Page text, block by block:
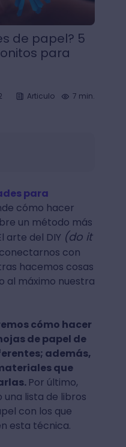
de papel? 5
para
Articulo 7 min.
para
cómo hacer
un método más
arte del DIY (do it
con
hacemos cosas
al máximo nuestra
cómo hacer
de papel de
además,
que
Por último,
lista de libros
con los que
esta técnica.